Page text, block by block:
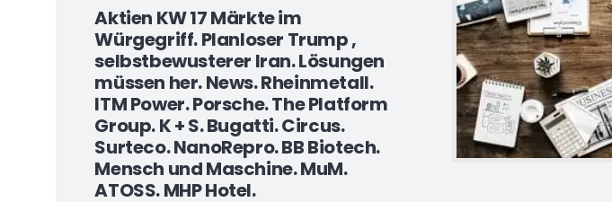
Aktien KW 17 Märkte im
Würgegriff. Planloser Trump ,
selbstbewusterer Iran. Lösungen
müssen her. News. Rheinmetall.
ITM Power. Porsche. The Platform
Group. K + S. Bugatti. Circus.
Surteco. NanoRepro. BB Biotech.
Mensch und Maschine. MuM.
ATOSS. MHP Hotel.